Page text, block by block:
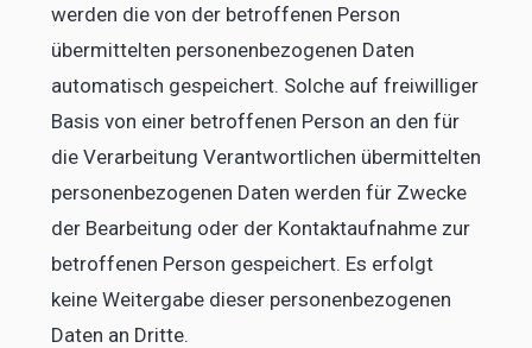
werden die von der betroffenen Person
übermittelten personenbezogenen Daten
automatisch gespeichert. Solche auf freiwilliger
Basis von einer betroffenen Person an den für
die Verarbeitung Verantwortlichen übermittelten
personenbezogenen Daten werden für Zwecke
der Bearbeitung oder der Kontaktaufnahme zur
betroffenen Person gespeichert. Es erfolgt
keine Weitergabe dieser personenbezogenen
Daten an Dritte.